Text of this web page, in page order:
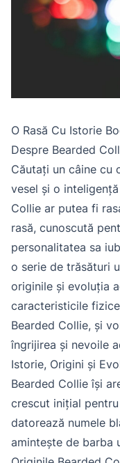
O Rasă Cu Istorie
Despre Bearded
Căutați un câine cu
vesel și o
Collie ar putea fi
rasă, cunoscută
personalitatea sa
o serie de trăsături
originile și evoluția
caracteristicile
Bearded Collie, și
îngrijirea și nevoile
Istorie, Origini și
Bearded Collie își
crescut inițial
datorează numele
amintește de barba